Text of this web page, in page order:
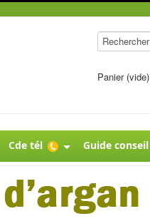
Panier (vide)
Cde tél Guide conseil